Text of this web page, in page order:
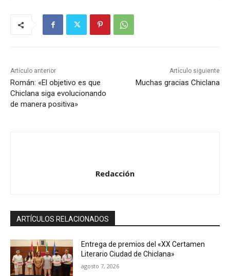
Artículo anterior
Román: «El objetivo es que
Chiclana siga evolucionando
de manera positiva»
Artículo siguiente
Muchas gracias Chiclana
Redacción
ARTÍCULOS RELACIONADOS
Entrega de premios del «XX Certamen
Literario Ciudad de Chiclana»
agosto 7, 2026